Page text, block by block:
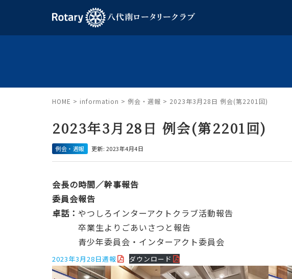
HOME > information > 例会・週報 > 2023年3月28日 例会(第2201回)
2023年3月28日 例会(第2201回)
例会・週報 更新: 2023年4月4日
会長の時間／幹事報告
委員会報告
卓話： やつしろインターアクトクラブ活動報告
卒業生よりごあいさつと報告
青少年委員会・インターアクト委員会
2023年3月28日週報 ダウンロード